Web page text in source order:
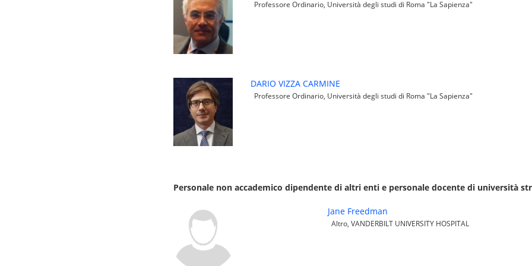
Professore Ordinario, Università degli studi di Roma "La Sapienza"
DARIO VIZZA CARMINE
Professore Ordinario, Università degli studi di Roma "La Sapienza"
Personale non accademico dipendente di altri enti e personale docente di università
Jane Freedman
Altro, VANDERBILT UNIVERSITY HOSPITAL